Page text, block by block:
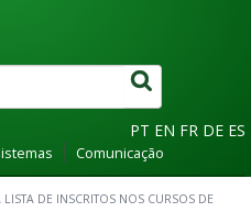
PT EN FR DE ES
Comunicação
DE INSCRITOS NOS CURSOS DE